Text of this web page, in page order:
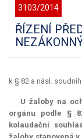
3103/2014
ŘÍZENÍ
k § 82 a násl.
U žaloby na
orgánu podle §
kolaudační